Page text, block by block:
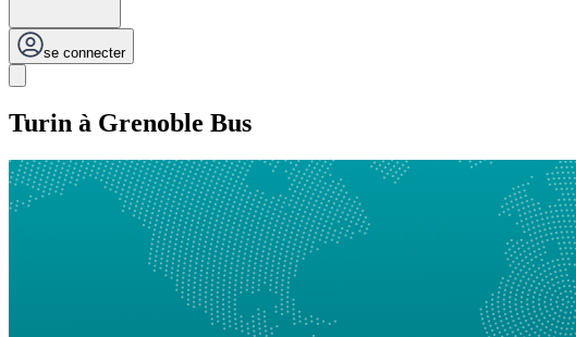
se connecter
Turin à Grenoble Bus